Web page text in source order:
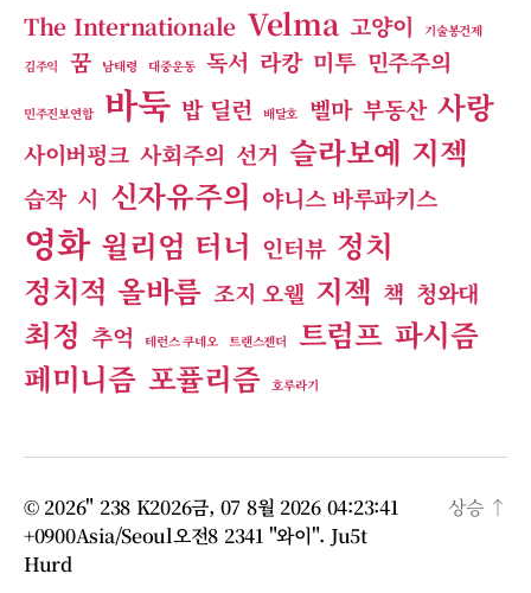
The Internationale Velma 고양이
기술봉건제
김주익
꿈 남태령 대중운동 독서 라캉 미투 민주주의
민주진보연합 바둑 밥 딜런 배달호 벨마 부동산 사랑
사이버펑크 사회주의 선거 슬라보예 지젝
습작 시 신자유주의 야니스 바루파키스
영화 윌리엄 터너 인터뷰 정치
정치적 올바름 조지 오웰 지젝 책 청와대
최정 추억 테런스 쿠네오 트랜스젠더 트럼프 파시즘
페미니즘 포퓰리즘 호루라기
© 2026" 238 K2026금, 07 8월 2026 04:23:41
+0900Asia/Seoul오전8 2341 "와이". Ju5t
Hurd
상승 ↑